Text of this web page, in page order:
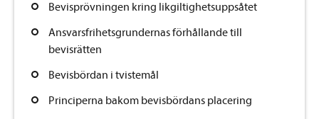
Bevisprövningen kring likgiltighetsuppsåtet
Ansvarsfrihetsgrundernas förhållande till
bevisrätten
Bevisbördan i tvistemål
Principerna bakom bevisbördans placering